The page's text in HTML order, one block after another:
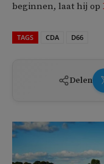
beginnen, laat hij op
TAGS CDA D66
Delen